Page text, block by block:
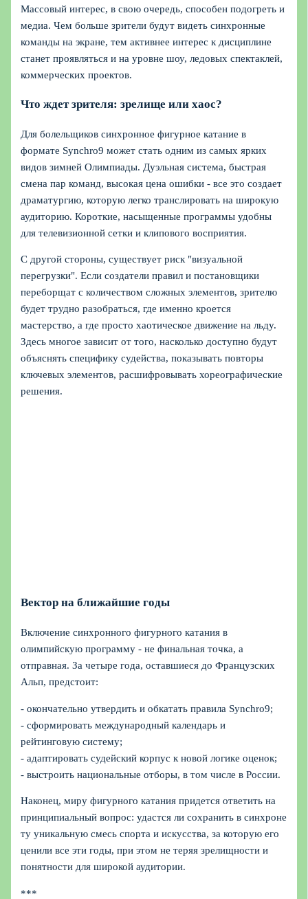
Массовый интерес, в свою очередь, способен подогреть и
медиа. Чем больше зрители будут видеть синхронные
команды на экране, тем активнее интерес к дисциплине
станет проявляться и на уровне шоу, ледовых спектаклей,
коммерческих проектов.
Что ждет зрителя: зрелище или хаос?
Для болельщиков синхронное фигурное катание в
формате Synchro9 может стать одним из самых ярких
видов зимней Олимпиады. Дуэльная система, быстрая
смена пар команд, высокая цена ошибки - все это создает
драматургию, которую легко транслировать на широкую
аудиторию. Короткие, насыщенные программы удобны
для телевизионной сетки и клипового восприятия.
С другой стороны, существует риск "визуальной
перегрузки". Если создатели правил и постановщики
переборщат с количеством сложных элементов, зрителю
будет трудно разобраться, где именно кроется
мастерство, а где просто хаотическое движение на льду.
Здесь многое зависит от того, насколько доступно будут
объяснять специфику судейства, показывать повторы
ключевых элементов, расшифровывать хореографические
решения.
Вектор на ближайшие годы
Включение синхронного фигурного катания в
олимпийскую программу - не финальная точка, а
отправная. За четыре года, оставшиеся до Французских
Альп, предстоит:
- окончательно утвердить и обкатать правила Synchro9;
- сформировать международный календарь и
рейтинговую систему;
- адаптировать судейский корпус к новой логике оценок;
- выстроить национальные отборы, в том числе в России.
Наконец, миру фигурного катания придется ответить на
принципиальный вопрос: удастся ли сохранить в синхроне
ту уникальную смесь спорта и искусства, за которую его
ценили все эти годы, при этом не теряя зрелищности и
понятности для широкой аудитории.
***